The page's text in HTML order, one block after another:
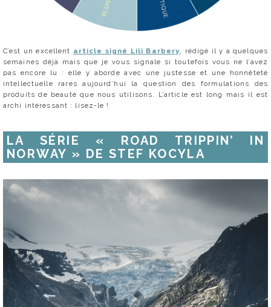
C’est un excellent article signé Lili Barbery, rédigé il y a quelques
semaines déjà mais que je vous signale si toutefois vous ne l’avez
pas encore lu : elle y aborde avec une justesse et une honnêteté
intellectuelle rares aujourd’hui la question des formulations des
produits de beauté que nous utilisons. L’article est long mais il est
archi intéressant : lisez-le !
LA SÉRIE « ROAD TRIPPIN’ IN
NORWAY » DE STEF KOCYLA